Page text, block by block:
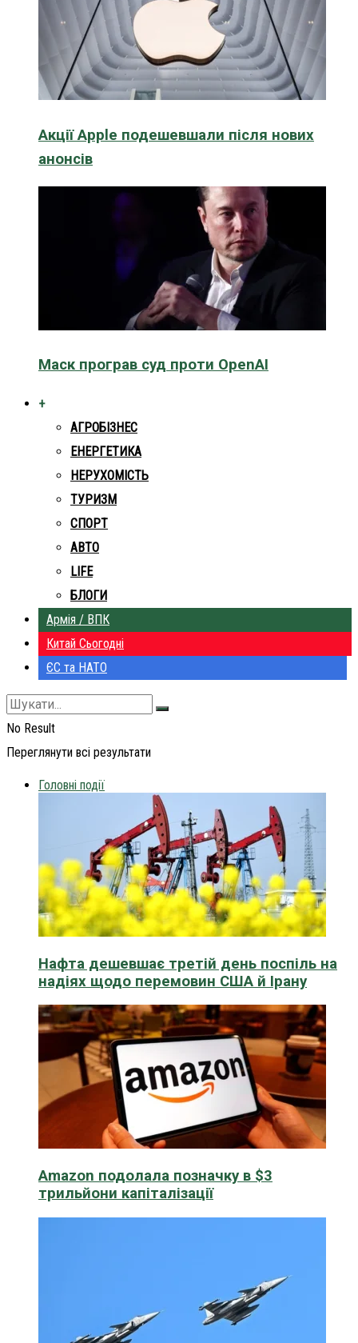
Акції Apple подешевшали після нових
анонсів
Маск програв суд проти OpenAI
+
АГРОБІЗНЕС
ЕНЕРГЕТИКА
НЕРУХОМІСТЬ
ТУРИЗМ
СПОРТ
АВТО
LIFE
БЛОГИ
Армія / ВПК
Китай Сьогодні
ЄС та НАТО
No Result
Переглянути всі результати
Головні події
Нафта дешевшає третій день поспіль на
надіях щодо перемовин США й Ірану
Amazon подолала позначку в $3
трильйони капіталізації